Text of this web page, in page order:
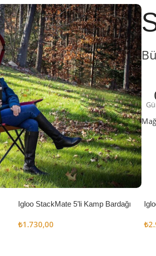
Igloo StackMate 5’li Kamp Bardağı
₺1.730,00 ₺